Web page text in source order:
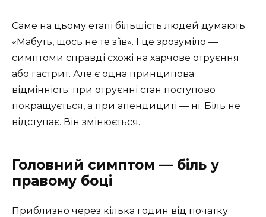
Саме на цьому етапі більшість людей думають:
«Мабуть, щось не те з’їв». І це зрозуміло —
симптоми справді схожі на харчове отруєння
або гастрит. Але є одна принципова
відмінність: при отруєнні стан поступово
покращується, а при апендициті — ні. Біль не
відступає. Він змінюється.
Головний симптом — біль у
правому боці
Приблизно через кілька годин від початку